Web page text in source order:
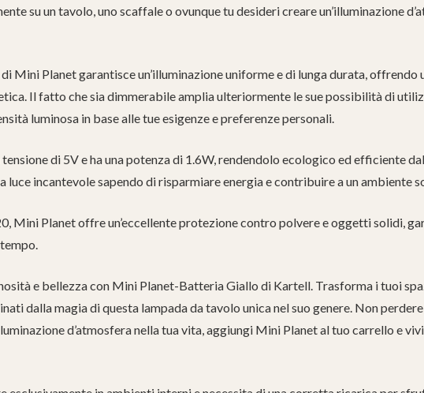
su un tavolo, uno scaffale o ovunque tu desideri creare un’illuminazione
Mini Planet garantisce un’illuminazione uniforme e di lunga durata, offrendo
Il fatto che sia dimmerabile amplia ulteriormente le sue possibilità di
luminosa in base alle tue esigenze e preferenze personali.
di 5V e ha una potenza di 1.6W, rendendolo ecologico ed efficiente
luce incantevole sapendo di risparmiare energia e contribuire a un ambiente
Mini Planet offre un’eccellente protezione contro polvere e oggetti solidi,
e bellezza con Mini Planet-Batteria Giallo di Kartell. Trasforma i tuoi
dalla magia di questa lampada da tavolo unica nel suo genere. Non
d’atmosfera nella tua vita, aggiungi Mini Planet al tuo carrello e vivi